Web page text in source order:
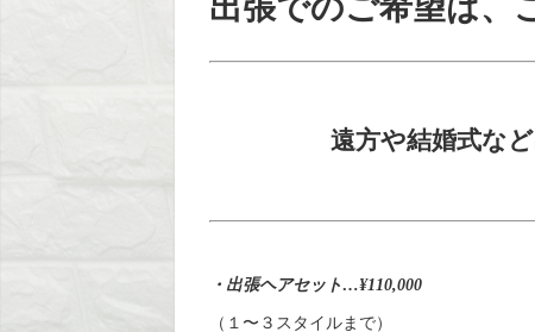
出張でのご希望は、
遠方や結婚式な
・出張ヘアセット…¥110,000
（１〜３スタイルまで）